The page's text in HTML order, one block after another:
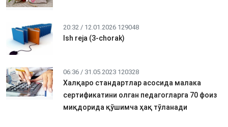
20:32 / 12.01.2026 129048
Ish reja (3-chorak)
06:36 / 31.05.2023 120328
Халқаро стандартлар асосида малака
сертификатини олган педагогларга 70 фоиз
миқдорида қўшимча ҳақ тўланади